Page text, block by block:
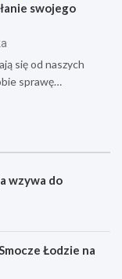
swojego
się od naszych
sprawę…
wzywa do
Łodzie na